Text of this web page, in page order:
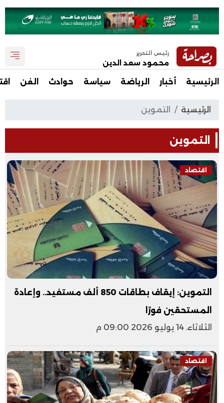
رئيس التحرير
محمود سعد الدين
الرئيسية أخبار الرياضة سياسة حوادث الفن
الرئيسية التموين
التموين
اقتصاد
التموين: إيقاف بطاقات 850 ألف مستفيد.. وإعادة
المستحقين فورًا
الثلاثاء، 14 يوليو 2026 09:00 م
اقتصاد